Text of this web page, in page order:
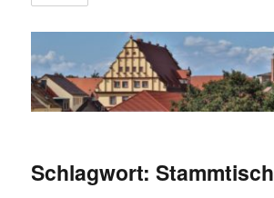
Schlagwort:Stammtisch